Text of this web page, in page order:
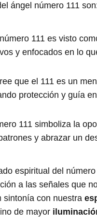
ángel número 111
111 es visto
y enfocados en lo
que el 111 es un
protección y guía
111 simboliza la
y abrazar un
espiritual del
a las señales que
sintonía con nuestra
de mayor